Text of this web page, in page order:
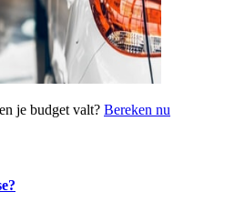
je budget valt? Bereken nu